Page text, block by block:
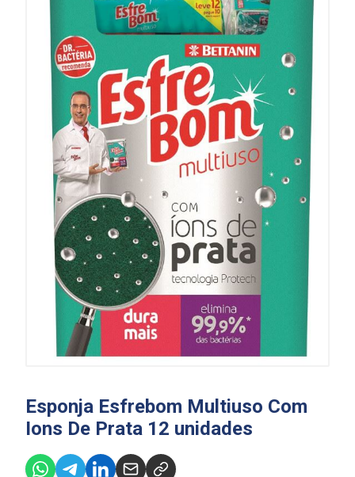
Esponja Esfrebom Multiuso Com
Ions De Prata 12 unidades